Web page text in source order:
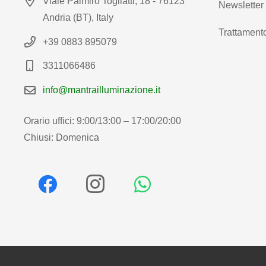
Andria (BT), Italy
+39 0883 895079
3311066486
info@mantrailluminazione.it
Orario uffici: 9:00/13:00 – 17:00/20:00
Chiusi: Domenica
Newsletter